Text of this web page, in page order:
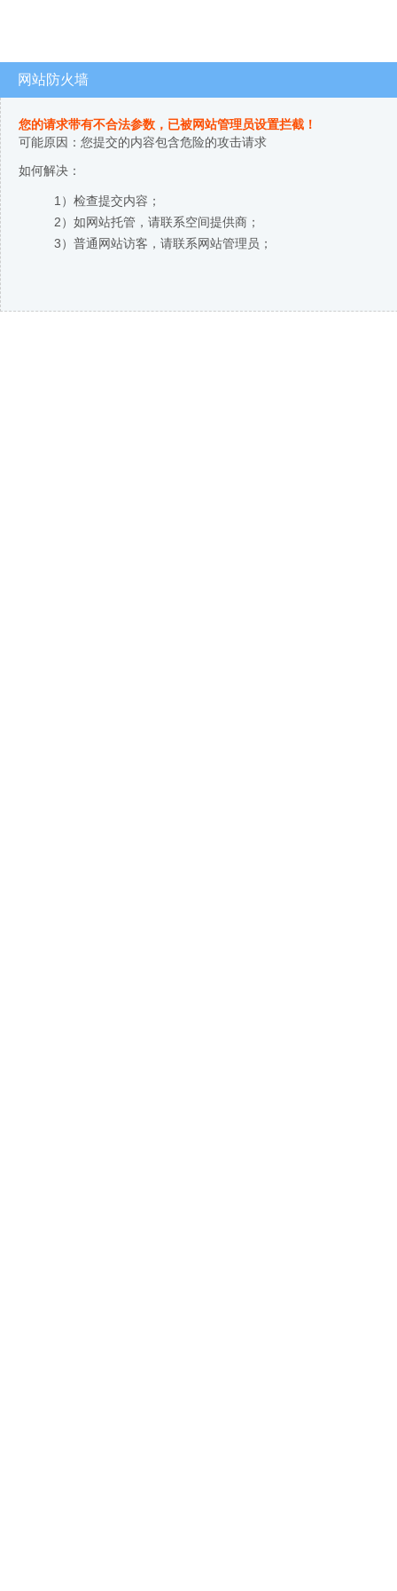
网站防火墙
您的请求带有不合法参数，已被网站管理员设置拦截！
可能原因：您提交的内容包含危险的攻击请求
如何解决：
1）检查提交内容；
2）如网站托管，请联系空间提供商；
3）普通网站访客，请联系网站管理员；